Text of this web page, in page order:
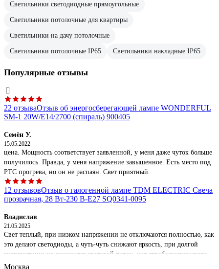
Светильники светодиодные прямоугольные
Светильники потолочные для квартиры
Светильники на дачу потолочные
Светильники потолочные IP65 Светильники накладные IP65
Популярные отзывы
22 отзываОтзыв об энергосберегающей лампе WONDERFUL
SM-1 20W/E14/2700 (спираль) 900405
Семён У.
15.05.2022
цена. Мощность соответствует заявленной, у меня даже чуток больше
получилось. Правда, у меня напряжение завышенное. Есть место под
РТС прогрева, но он не распаян. Свет приятный.
12 отзывовОтзыв о галогенной лампе TDM ELECTRIC Свеча
прозрачная, 28 Вт-230 В-Е27 SQ0341-0095
Владислав
21.05.2025
Свет теплый, при низком напряжении не отключаются полностью, как
это делают светодиоды, а чуть-чуть снижают яркость, при долгой
эксплуатации не снижается световой поток, нет стробоскопического
эффекта (для меня этот фактор ключевой, поскольку мерцание
Москва